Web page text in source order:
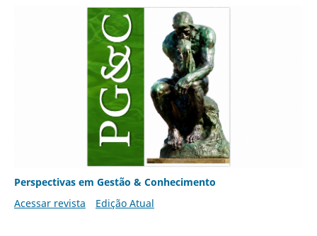
Perspectivas em Gestão & Conhecimento
Acessar revista
Edição Atual